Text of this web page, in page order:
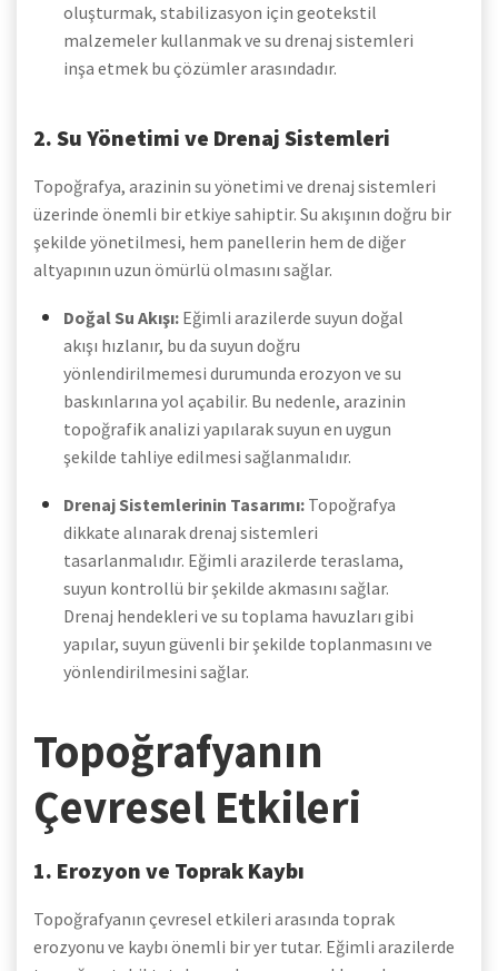
oluşturmak, stabilizasyon için geotekstil
malzemeler kullanmak ve su drenaj sistemleri
inşa etmek bu çözümler arasındadır.
2. Su Yönetimi ve Drenaj Sistemleri
Topoğrafya, arazinin su yönetimi ve drenaj sistemleri
üzerinde önemli bir etkiye sahiptir. Su akışının doğru bir
şekilde yönetilmesi, hem panellerin hem de diğer
altyapının uzun ömürlü olmasını sağlar.
Doğal Su Akışı: Eğimli arazilerde suyun doğal
akışı hızlanır, bu da suyun doğru
yönlendirilmemesi durumunda erozyon ve su
baskınlarına yol açabilir. Bu nedenle, arazinin
topoğrafik analizi yapılarak suyun en uygun
şekilde tahliye edilmesi sağlanmalıdır.
Drenaj Sistemlerinin Tasarımı: Topoğrafya
dikkate alınarak drenaj sistemleri
tasarlanmalıdır. Eğimli arazilerde teraslama,
suyun kontrollü bir şekilde akmasını sağlar.
Drenaj hendekleri ve su toplama havuzları gibi
yapılar, suyun güvenli bir şekilde toplanmasını ve
yönlendirilmesini sağlar.
Topoğrafyanın
Çevresel Etkileri
1. Erozyon ve Toprak Kaybı
Topoğrafyanın çevresel etkileri arasında toprak
erozyonu ve kaybı önemli bir yer tutar. Eğimli arazilerde